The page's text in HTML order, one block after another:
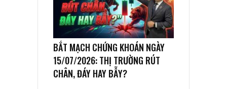
BẮT MẠCH CHỨNG KHOÁN NGÀY
15/07/2026: THỊ TRƯỜNG RÚT
CHÂN, ĐÁY HAY BẪY?